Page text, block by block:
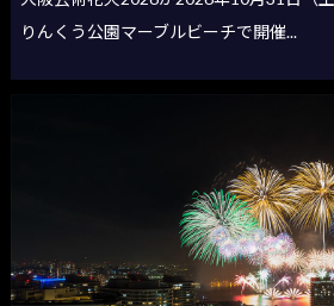
りんくう公園マーブルビーチで開催...